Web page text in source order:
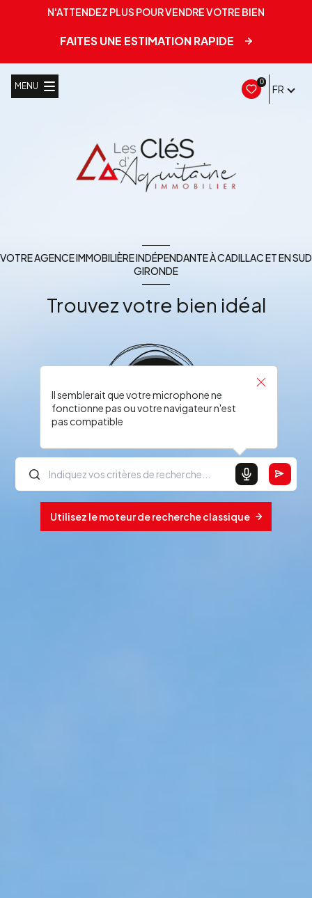
N'ATTENDEZ PLUS POUR VENDRE VOTRE BIEN
FAITES UNE ESTIMATION RAPIDE
0
FR
MENU
VOTRE AGENCE IMMOBILIÈRE INDÉPENDANTE À CADILLAC ET EN SUD
GIRONDE
Trouvez votre bien idéal
Il semblerait que votre microphone ne
fonctionne pas ou votre navigateur n'est
pas compatible
Utilisez le moteur de recherche classique